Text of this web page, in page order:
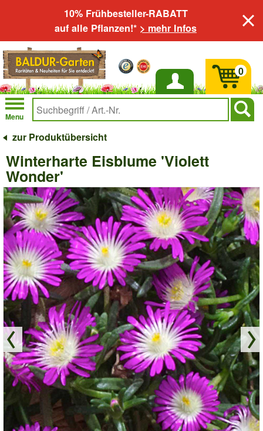
10% Frühbesteller-RABATT
auf alle Pflanzen!* > mehr Infos
Anmelden
Menu
0
zur Produktübersicht
Winterharte Eisblume 'Violett
Wonder'